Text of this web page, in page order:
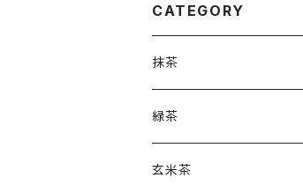
CATEGORY
抹茶
緑茶
玄米茶